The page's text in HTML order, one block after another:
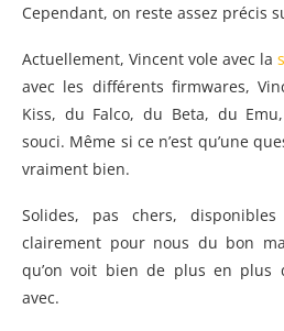
Cependant, on reste assez précis
Actuellement, Vincent vole avec la
avec les différents firmwares,
Kiss, du Falco, du Beta, du
souci. Même si ce n’est qu’une
vraiment bien.
Solides, pas chers,
clairement pour nous du bon
qu’on voit bien de plus en plus
avec.